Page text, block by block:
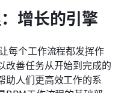
增长的引擎
每个工作流程都发挥作
改善任务从开始到完成的
助人们更高效工作的系